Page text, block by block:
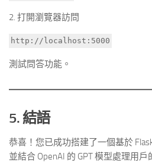
2. 打開瀏覽器訪問
http://localhost:5000
測試問答功能。
5. 結語
恭喜！您已成功搭建了一個基於
並結合 OpenAI 的 GPT 模型處理用戶